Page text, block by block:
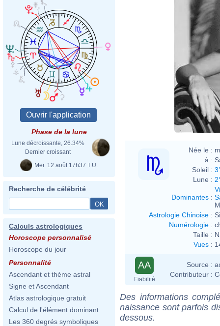
Phase de la lune
Lune décroissante, 26.34%
Dernier croissant
Mer. 12 août 17h37 T.U.
Recherche de célébrité
Calculs astrologiques
Horoscope personnalisé
Horoscope du jour
Personnalité
Ascendant et thème astral
Signe et Ascendant
Atlas astrologique gratuit
Calcul de l'élément dominant
Les 360 degrés symboliques
Née le :
à :
Soleil :
Lune :
Dominantes :
Astrologie Chinoise :
Numérologie :
Taille :
Vues :
AA
Fiabilité
Source :
Contributeur :
Des informations
naissance sont parfois
dessous.